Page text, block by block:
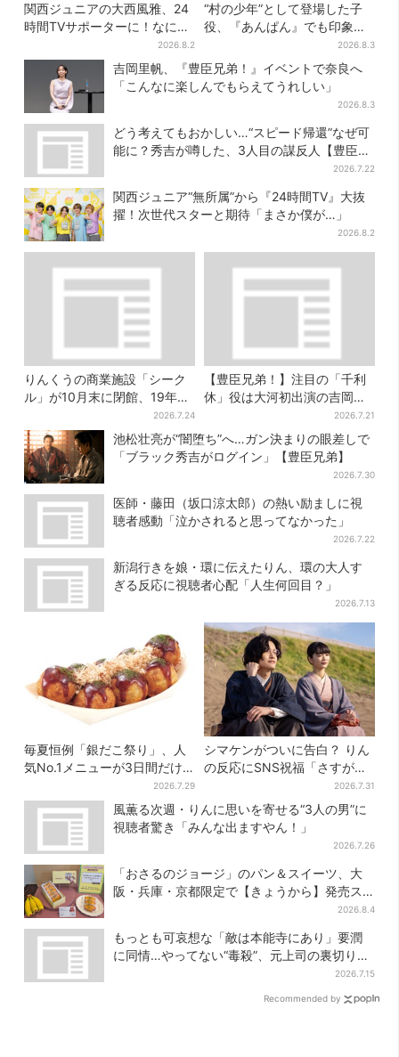
関西ジュニアの大西風雅、24
時間TVサポーターに！なにわ
男子・藤原丈一郎からの応援
メッセージを告白
2026.8.2
“村の少年”として登場した子
役、『あんぱん』でも印象的
だった…視聴者驚き「どうり
で演技上手だと」
2026.8.3
吉岡里帆、『豊臣兄弟！』イベントで奈良へ
「こんなに楽しんでもらえてうれしい」
2026.8.3
どう考えてもおかしい…“スピード帰還”なぜ可
能に？秀吉が噂した、3人目の謀反人【豊臣兄
2026.7.22
関西ジュニア“無所属”から『24時間TV』大抜
擢！次世代スターと期待「まさか僕が…」
2026.8.2
りんくうの商業施設「シーク
ル」が10月末に閉館、19年の
歴史に幕…南大阪民に衝撃は
しる
2026.7.24
【豊臣兄弟！】注目の「千利
休」役は大河初出演の吉岡秀
2026.7.21
池松壮亮が“闇堕ち”へ…ガン決まりの眼差しで
「ブラック秀吉がログイン」【豊臣兄弟】
2026.7.30
医師・藤田（坂口涼太郎）の熱い励ましに視
聴者感動「泣かされると思ってなかった」
2026.7.22
新潟行きを娘・環に伝えたりん、環の大人す
ぎる反応に視聴者心配「人生何回目？」
2026.7.13
毎夏恒例「銀だこ祭り」、人
気No.1メニューが3日間だけ
2026.7.29
シマケンがついに告白？ りん
の反応にSNS祝福「さすがに
2026.7.31
風薫る次週・りんに思いを寄せる“3人の男”に
視聴者驚き「みんな出ますやん！」
2026.7.26
「おさるのジョージ」のパン＆スイーツ、大
阪・兵庫・京都限定で【きょうから】発売ス
2026.8.4
もっとも可哀想な「敵は本能寺にあり」要潤
に同情…やってない“毒殺”、元上司の裏切り
2026.7.15
Recommended by